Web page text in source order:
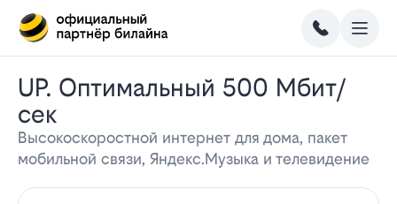
UP. Оптимальный 500 Мбит/
сек
Высокоскоростной интернет для дома, пакет
мобильной связи, Яндекс.Музыка и телевидение